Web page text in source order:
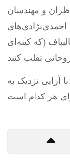
و مهندسان
احمدی‌نژادی‌های
(که کینه‌ای
آرایی نزدیک به